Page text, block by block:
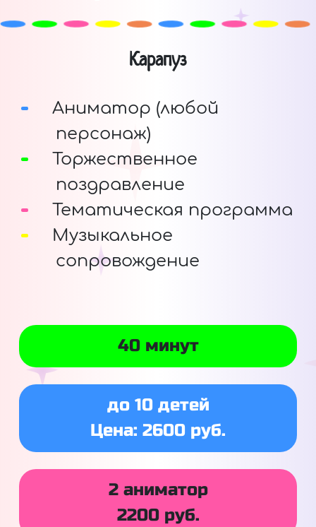
Карапуз
Аниматор (любой
персонаж)
Торжественное
поздравление
Тематическая программа
Музыкальное
сопровождение
40 минут
до 10 детей
Цена: 2600 руб.
2 аниматор
2200 руб.